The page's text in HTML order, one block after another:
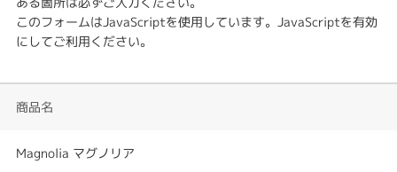
このフォームはJavaScriptを使用しています。JavaScriptを有効
にしてご利用ください。
商品名
Magnolia マグノリア